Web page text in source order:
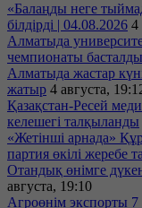
«Балаңды неге
білдірді | 04.08.2026 4
Алматыда
чемпионаты басталды
Алматыда жастар
жатыр 4 августа,
Қазақстан-Ресей
келешегі талқыланды
«Жетінші арнада»
партия өкілі жеребе
Отандық өнімге
августа, 19:10
Агроөнім экспорты 7